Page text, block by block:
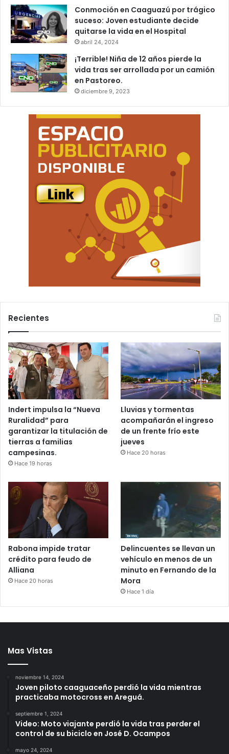
Conmoción en Caaguazú por trágico
suceso: Joven estudiante decide
quitarse la vida en el Hospital
abril 24, 2024
¡Terrible! Niña de 12 años pierde la
vida tras ser arrollada por un camión
en Pastoreo.
diciembre 9, 2023
Recientes
Indert impulsa la “Nueva
Ruralidad” para
garantizar la titulación de
tierras a familias
campesinas.
Hace 19 horas
Lluvias y tormentas
acompañarán el ingreso
de un frente frío este
jueves
Hace 20 horas
Rabona impide tratar
crédito para feudo de
Alliana
Hace 20 horas
Delincuentes se llevan un
vehículo en menos de un
minuto en Fernando de la
Mora
Hace 1 día
Mas Vistas
noviembre 14, 2024
Joven piloto caaguaceño perdió la vida mientras
practicaba motocross en Areguá.
septiembre 1, 2024
Video: Moto viajante perdió la vida tras perder el
control de su biciclo en José D. Ocampos
mayo 24, 2024